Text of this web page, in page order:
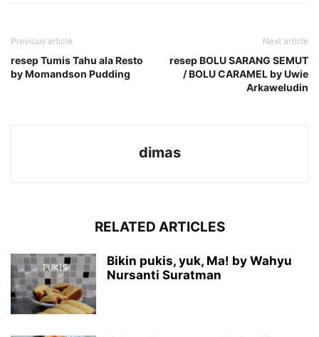
Previous article
resep Tumis Tahu ala Resto
by Momandson Pudding
Next article
resep BOLU SARANG SEMUT
/ BOLU CARAMEL by Uwie
Arkaweludin
dimas
RELATED ARTICLES
Bikin pukis, yuk, Ma! by Wahyu
Nursanti Suratman